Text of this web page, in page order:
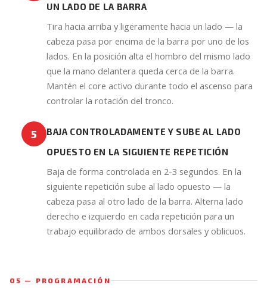
UN LADO DE LA BARRA
Tira hacia arriba y ligeramente hacia un lado — la
cabeza pasa por encima de la barra por uno de los
lados. En la posición alta el hombro del mismo lado
que la mano delantera queda cerca de la barra.
Mantén el core activo durante todo el ascenso para
controlar la rotación del tronco.
5
BAJA CONTROLADAMENTE Y SUBE AL LADO
OPUESTO EN LA SIGUIENTE REPETICIÓN
Baja de forma controlada en 2-3 segundos. En la
siguiente repetición sube al lado opuesto — la
cabeza pasa al otro lado de la barra. Alterna lado
derecho e izquierdo en cada repetición para un
trabajo equilibrado de ambos dorsales y oblicuos.
05 — PROGRAMACIÓN